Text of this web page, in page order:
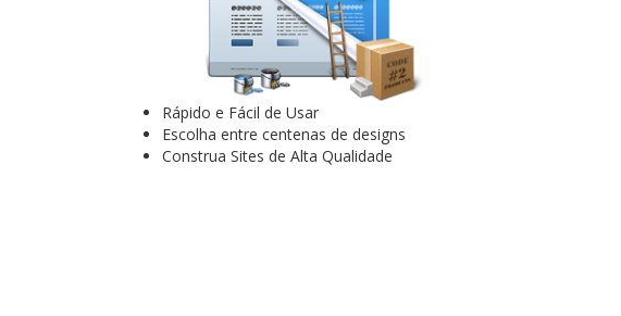
Rápido e Fácil de Usar
Escolha entre centenas de designs
Construa Sites de Alta Qualidade